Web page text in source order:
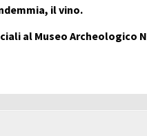
il vino.
al Museo Archeologico